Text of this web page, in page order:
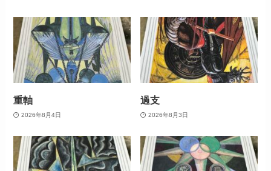
重軸
2026年8月4日
過支
2026年8月3日